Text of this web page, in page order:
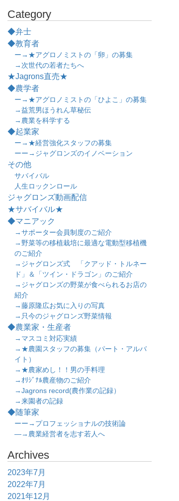
Category
◆弁士
◆教育者
ー→★アグロノミストの「卵」の募集
→次世代の若者たちへ
★Jagrons直売★
◆農学者
ー→★アグロノミストの「ひよこ」の募集
→益荒男ほうれん草秘伝
→農業を科学する
◆起業家
ー→★経営強化スタッフの募集
ーー→ジャグロンズのイノベーション
その他
サバイバル
人生ロックンロール
ジャグロンズ動画配信
★サバイバル★
◆マニアック
→サポーター会員制度のご紹介
→野菜等の移植栽培に最適な電動型移植機
のご紹介
→ジャグロンズ式 「クアッド・トルネー
ド」＆「ツイン・ドラゴン」のご紹介
→ジャグロンズの野菜が食べられるお店の
紹介
→藤原隆広お気に入りの写真
→只今のジャグロンズ野菜情報
◆農業家・生産者
→マスコミ対応実績
→★農園スタッフの募集（パート・アルバ
イト）
→★農家めし！！男の手料理
→ｵﾘｼﾞﾅﾙ農産物のご紹介
→Jagrons record(農作業の記録）
→来園者の記録
◆随筆家
ーー→プロフェッショナルの技術論
―→農業経営者を志す若人へ
Archives
2023年7月
2022年7月
2021年12月